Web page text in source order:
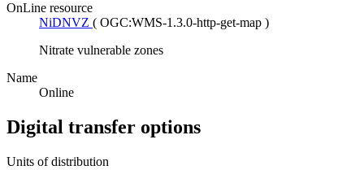
OnLine resource
NiDNVZ ( OGC:WMS-1.3.0-http-get-map )
Nitrate vulnerable zones
Name
Online
Digital transfer options
Units of distribution